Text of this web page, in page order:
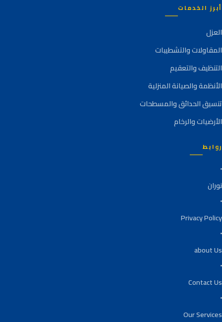
أبرز الخدمات
العزل
المقاولات والتشطيبات
التنظيف والتعقيم
الأنظمة والصيانة المنزلية
تنسيق الحدائق والمسطحات
الأرضيات والرخام
روابط
نوران
Privacy Policy
about Us
Contact Us
Our Services